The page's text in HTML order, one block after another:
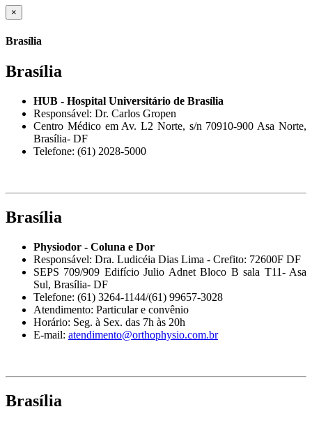
×
Brasília
Brasília
HUB - Hospital Universitário de Brasília
Responsável: Dr. Carlos Gropen
Centro Médico em Av. L2 Norte, s/n 70910-900 Asa Norte,
Brasília- DF
Telefone: (61) 2028-5000
Brasília
Physiodor - Coluna e Dor
Responsável: Dra. Ludicéia Dias Lima - Crefito: 72600F DF
SEPS 709/909 Edifício Julio Adnet Bloco B sala T11- Asa
Sul, Brasília- DF
Telefone: (61) 3264-1144/(61) 99657-3028
Atendimento: Particular e convênio
Horário: Seg. à Sex. das 7h às 20h
E-mail: atendimento@orthophysio.com.br
Brasília